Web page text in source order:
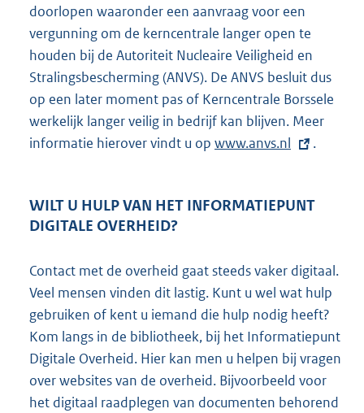
doorlopen waaronder een aanvraag voor een
vergunning om de kerncentrale langer open te
houden bij de Autoriteit Nucleaire Veiligheid en
Stralingsbescherming (ANVS). De ANVS besluit dus
op een later moment pas of Kerncentrale Borssele
werkelijk langer veilig in bedrijf kan blijven. Meer
informatie hierover vindt u op E
e
e
l
i
n
k
:
www.anvs.nl .
WILT U HULP VAN HET INFORMATIEPUNT
DIGITALE OVERHEID?
Contact met de overheid gaat steeds vaker digitaal.
Veel mensen vinden dit lastig. Kunt u wel wat hulp
gebruiken of kent u iemand die hulp nodig heeft?
Kom langs in de bibliotheek, bij het Informatiepunt
Digitale Overheid. Hier kan men u helpen bij vragen
over websites van de overheid. Bijvoorbeeld voor
het digitaal raadplegen van documenten behorend